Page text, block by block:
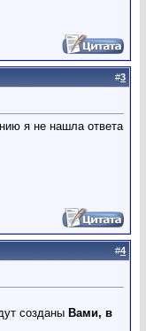
#3
я не нашла ответа
#4
созданы Вами, в